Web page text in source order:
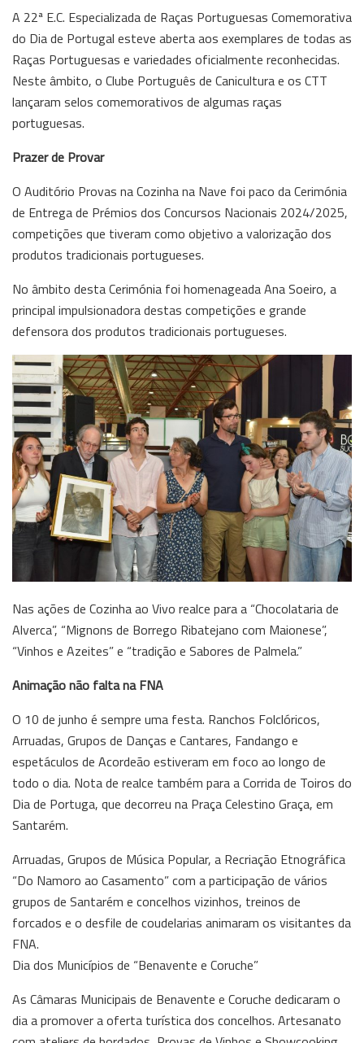
A 22ª E.C. Especializada de Raças Portuguesas Comemorativa
do Dia de Portugal esteve aberta aos exemplares de todas as
Raças Portuguesas e variedades oficialmente reconhecidas.
Neste âmbito, o Clube Português de Canicultura e os CTT
lançaram selos comemorativos de algumas raças
portuguesas.
Prazer de Provar
O Auditório Provas na Cozinha na Nave foi paco da Cerimónia
de Entrega de Prémios dos Concursos Nacionais 2024/2025,
competições que tiveram como objetivo a valorização dos
produtos tradicionais portugueses.
No âmbito desta Cerimónia foi homenageada Ana Soeiro, a
principal impulsionadora destas competições e grande
defensora dos produtos tradicionais portugueses.
Nas ações de Cozinha ao Vivo realce para a “Chocolataria de
Alverca”, “Mignons de Borrego Ribatejano com Maionese”,
“Vinhos e Azeites” e “tradição e Sabores de Palmela.”
Animação não falta na FNA
O 10 de junho é sempre uma festa. Ranchos Folclóricos,
Arruadas, Grupos de Danças e Cantares, Fandango e
espetáculos de Acordeão estiveram em foco ao longo de
todo o dia. Nota de realce também para a Corrida de Toiros do
Dia de Portuga, que decorreu na Praça Celestino Graça, em
Santarém.
Arruadas, Grupos de Música Popular, a Recriação Etnográfica
“Do Namoro ao Casamento” com a participação de vários
grupos de Santarém e concelhos vizinhos, treinos de
forcados e o desfile de coudelarias animaram os visitantes da
FNA.
Dia dos Municípios de “Benavente e Coruche”
As Câmaras Municipais de Benavente e Coruche dedicaram o
dia a promover a oferta turística dos concelhos. Artesanato